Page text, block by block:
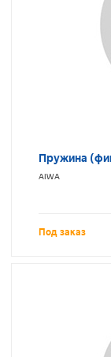
Пружина
AIWA
Под заказ